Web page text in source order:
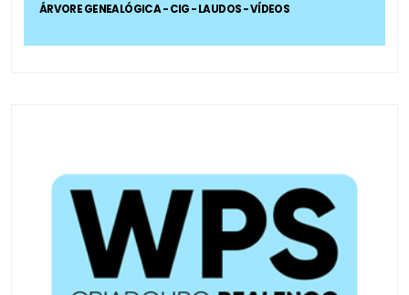
ÁRVORE GENEALÓGICA - CIG - LAUDOS - VÍDEOS